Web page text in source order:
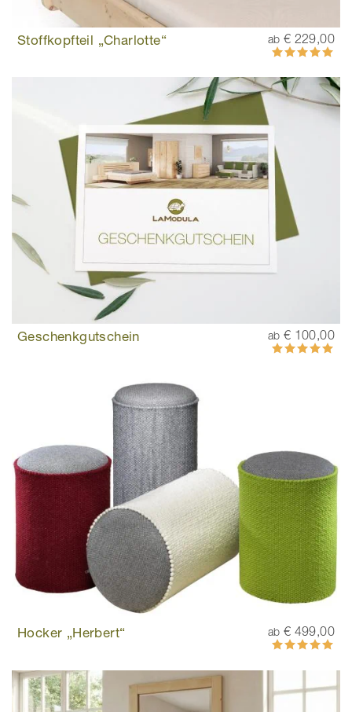
Stoffkopfteil „Charlotte“ ab € 229,00
Bewertung:
100%
Geschenkgutschein ab € 100,00
Bewertung:
100%
Hocker „Herbert“ ab € 499,00
Bewertung:
100%